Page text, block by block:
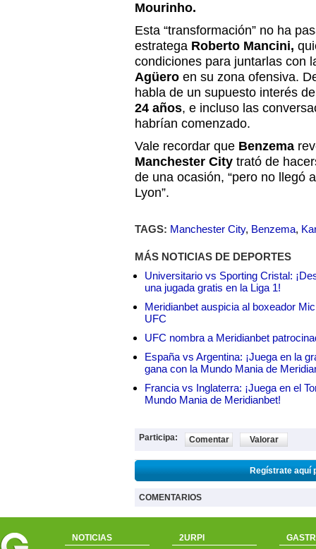
Mourinho.
Esta “transformación” no ha
estratega Roberto Mancini,
condiciones para juntarlas con
Agüero en su zona ofensiva.
habla de un supuesto interés de
24 años, e incluso las
habrían comenzado.
Vale recordar que Benzema
Manchester City trató de
de una ocasión, “pero no llegó
Lyon”.
TAGS: Manchester City, Benzema,
MÁS NOTICIAS DE DEPORTES
Universitario vs Sporting Cristal:
una jugada gratis en la Liga 1!
Meridianbet auspicia al boxeador
UFC
UFC nombra a Meridianbet
España vs Argentina: ¡Juega en la
gana con la Mundo Mania de
Francia vs Inglaterra: ¡Juega en el
Mundo Mania de Meridianbet!
Participa: Comentar Valorar
Regístrate aquí
COMENTARIOS
NOTICIAS 2URPI